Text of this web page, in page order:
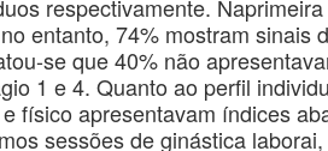
respectivamente.
entanto, 74% mostram sinais
se que 40% não
1 e 4. Quanto ao perfil
físico apresentavam índices
sessões de ginástica